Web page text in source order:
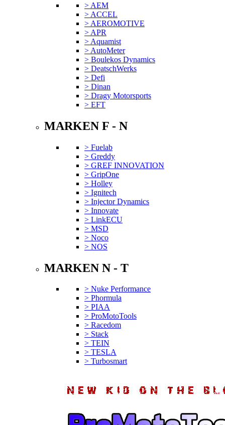
> AEM
> ACCEL
> AEROMOTIVE
> APR
> Aquamist
> AutoMeter
> Boulekos Dynamics
> DeatschWerks
> Defi
> Dinan
> Dragy Motorsports
> EFT
MARKEN F - N
> Fuelab
> Greddy
> GREF INNOVATION
> GripOne
> Holley
> Ignitech
> Injector Dynamics
> Innovate
> LinkECU
> MSD
> Noco
> NOS
MARKEN N - T
> Nuke Performance
> Phormula
> PIAA
> ProMotoTools
> Racedom
> Stack
> TEIN
> TESLA
> Turbosmart